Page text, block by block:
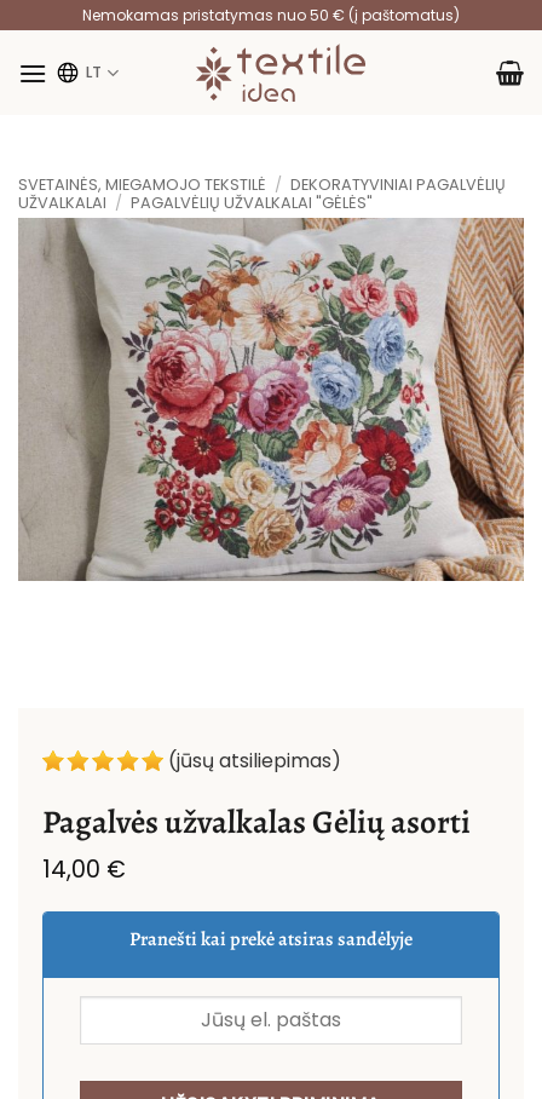
content
Nemokamas pristatymas nuo 50 € (į paštomatus)
LT
SVETAINĖS, MIEGAMOJO TEKSTILĖ / DEKORATYVINIAI PAGALVĖLIŲ
UŽVALKALAI / PAGALVĖLIŲ UŽVALKALAI "GĖLĖS"
(jūsų atsiliepimas)
Pagalvės užvalkalas Gėlių asorti
14,00 €
Pranešti kai prekė atsiras sandėlyje